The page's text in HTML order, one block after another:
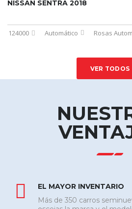
NISSAN SENTRA 2018
124000 Automático Rosas
VER TODOS
EL MAYOR INVENTARIO
Más de 350 carros